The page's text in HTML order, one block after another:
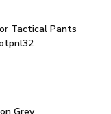
Tactical Pants